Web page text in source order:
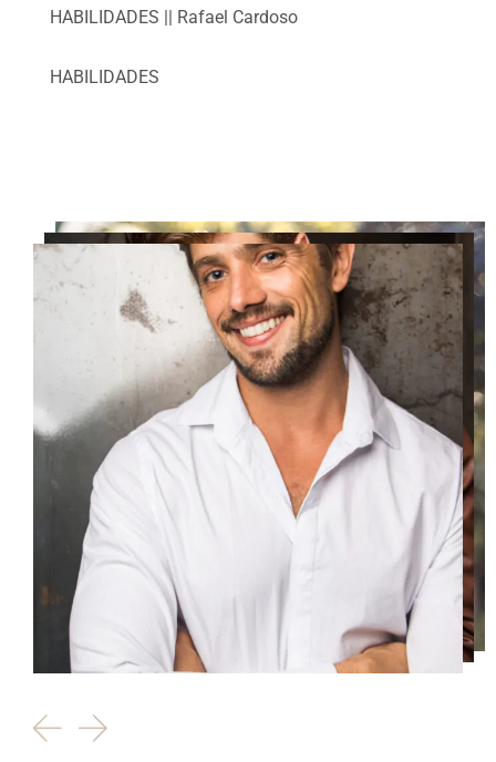
HABILIDADES || Rafael Cardoso
HABILIDADES
Dublador
HABILIDADES DE CIRCO
Palhaço
Mímico
ESPORTES QUE PRATICA
Basquete
Bicicleta
Capoeira
Corrida
Futebol
Golfe
Hipismo
Mergulho